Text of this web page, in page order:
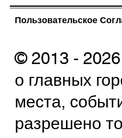
Пользовательское
© 2013 -
о главных
места,
разрешено